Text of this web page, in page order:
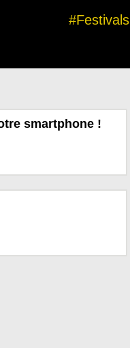
#Festivals
smartphone !